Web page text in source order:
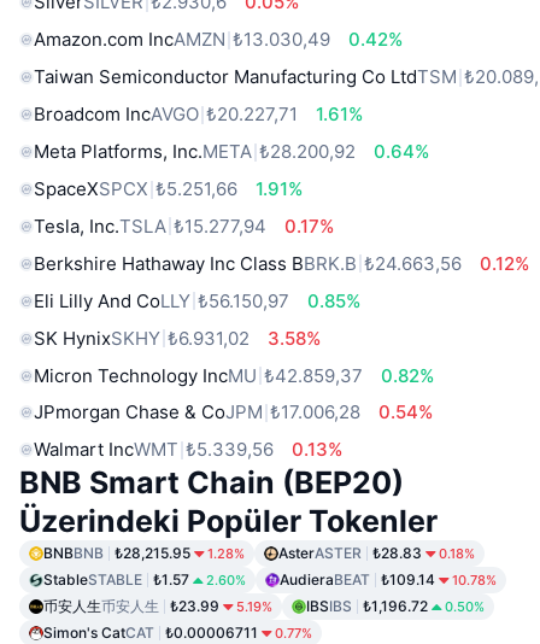
Amazon.com IncAMZN ₺13.030,49
0.42%
Taiwan Semiconductor Manufacturing Co LtdTSM
Broadcom IncAVGO ₺20.227,71
1.61%
Meta Platforms, Inc.META ₺28.200,92
0.64%
SpaceXSPCX ₺5.251,66
1.91%
Tesla, Inc.TSLA ₺15.277,94
0.17%
Berkshire Hathaway Inc Class BBRK.B ₺24.663,56
0.12%
Eli Lilly And CoLLY ₺56.150,97
0.85%
SK HynixSKHY ₺6.931,02
3.58%
Micron Technology IncMU ₺42.859,37
0.82%
JPmorgan Chase & CoJPM ₺17.006,28
0.54%
Walmart IncWMT ₺5.339,56 0.13%
BNB Smart Chain (BEP20)
Üzerindeki Popüler Tokenler
BNBBNB ₺28,215.95 1.28% AsterASTER ₺28.83 0.18%
StableSTABLE ₺1.57 2.60% AudieraBEAT ₺109.14 10.78%
币安人生币安人生 ₺23.99 5.19% IBSIBS ₺1,196.72 0.50%
Simon's CatCAT ₺0.00006711 0.77%